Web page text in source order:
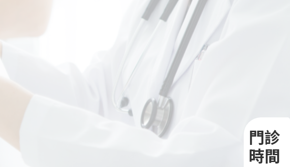
門診
時間